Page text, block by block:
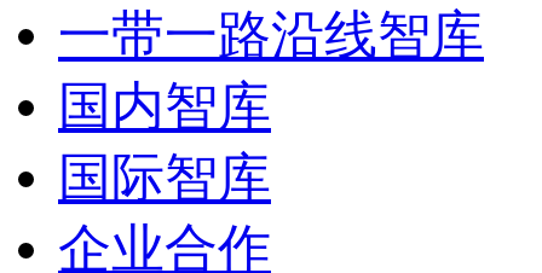
一带一路沿线智库
国内智库
国际智库
企业合作